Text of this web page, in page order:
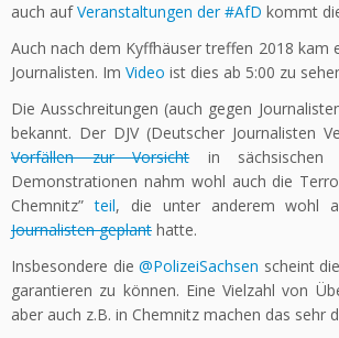
auch aufVeranstaltungen der #AfD kommt
Auch nach dem Kyffhäuser treffen 2018 kam
Journalisten. Im Video ist dies ab 5:00 zu
Die Ausschreitungen (auch gegen
bekannt. Der DJV (Deutscher Journalisten
Vorfällen zur Vorsichtin sächsischen
Demonstrationen nahm wohl auch die
Chemnitz”teil, die unter anderem wohl
Journalisten geplant hatte.
Insbesondere die @PolizeiSachsen scheint
garantieren zu können. Eine Vielzahl von
aber auch z.B. in Chemnitz machen das sehr